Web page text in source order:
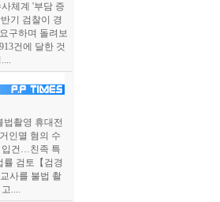
체계 '부담 증
기 검찰이 경
구하며 돌려보
건에 달한 것
법촬영 휴대전
인멸 혐의 수
입건…친족 특
률 검토【검경
사를 불법 촬
....